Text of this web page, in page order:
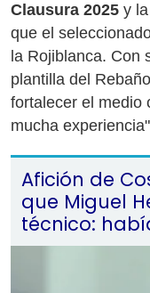
Clausura 2025 y
que el
la Rojiblanca. Con
plantilla del
fortalecer el medio
mucha
Afición de
que Miguel
técnico: